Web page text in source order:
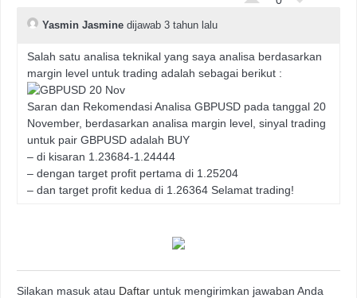
Yasmin Jasmine dijawab 3 tahun lalu
Salah satu analisa teknikal yang saya analisa berdasarkan
margin level untuk trading adalah sebagai berikut :
Saran dan Rekomendasi Analisa GBPUSD pada tanggal 20
November, berdasarkan analisa margin level, sinyal trading
untuk pair GBPUSD adalah BUY
– di kisaran 1.23684-1.24444
– dengan target profit pertama di 1.25204
– dan target profit kedua di 1.26364 Selamat trading!
Silakan masuk atau Daftar untuk mengirimkan jawaban Anda